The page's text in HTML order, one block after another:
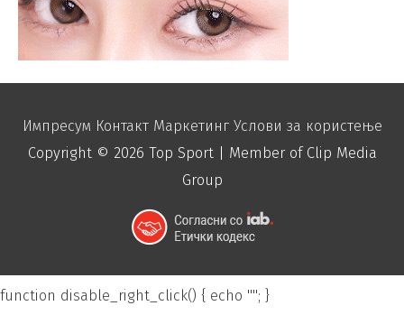
Импресум Контакт Маркетинг Услови за користење
Copyright © 2026 Top Sport| Member of Clip Media
Group
function disable_right_click() { echo ""; }